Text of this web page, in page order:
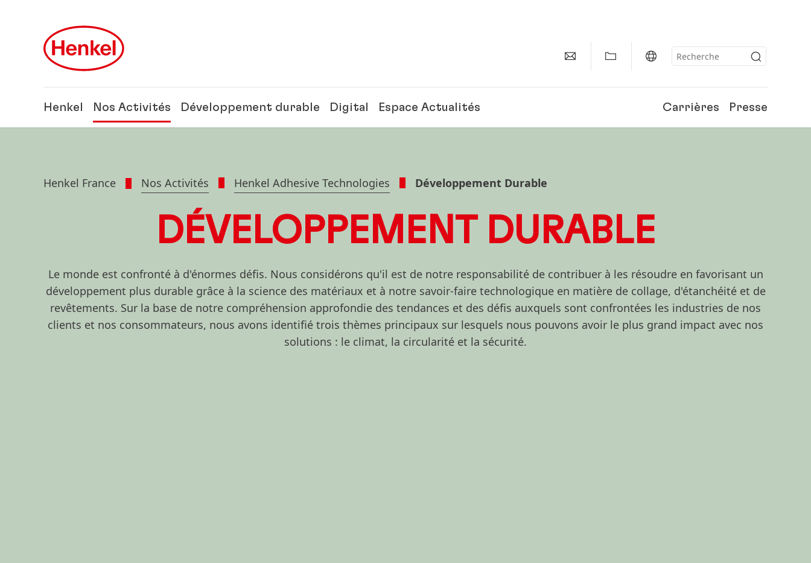
Henkel
150 ans de Henkel
Nos Activités Développement durable
Sustainable
Digital Espace Actualités Carrières Presse
Henkel France Nos Activités Henkel Adhesive Technologies Développement Durable
DÉVELOPPEMENT DURABLE
Le monde est confronté à d'énormes défis. Nous considérons qu'il est de notre responsabilité de contribuer à les résoudre en favorisant un
développement plus durable grâce à la science des matériaux et à notre savoir-faire technologique en matière de collage, d'étanchéité et de
revêtements. Sur la base de notre compréhension approfondie des tendances et des défis auxquels sont confrontées les industries de nos
clients et nos consommateurs, nous avons identifié trois thèmes principaux sur lesquels nous pouvons avoir le plus grand impact avec nos
solutions : le climat, la circularité et la sécurité.